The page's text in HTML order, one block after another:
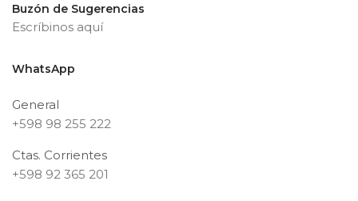
Buzón de Sugerencias
Escríbinos aquí
WhatsApp
General
+598 98 255 222
Ctas. Corrientes
+598 92 365 201